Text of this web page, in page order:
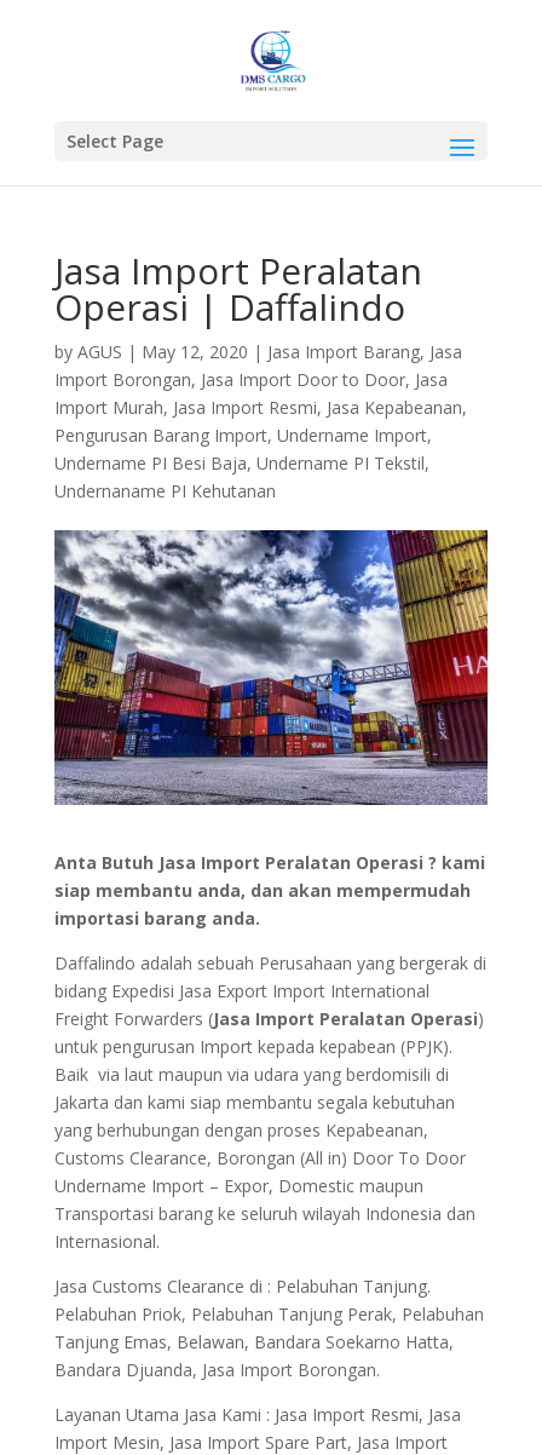
Select Page
Jasa Import Peralatan
Operasi | Daffalindo
by AGUS | May 12, 2020 | Jasa Import Barang, Jasa
Import Borongan, Jasa Import Door to Door, Jasa
Import Murah, Jasa Import Resmi, Jasa Kepabeanan,
Pengurusan Barang Import, Undername Import,
Undername PI Besi Baja, Undername PI Tekstil,
Undernaname PI Kehutanan
Anta Butuh Jasa Import Peralatan Operasi ? kami
siap membantu anda, dan akan mempermudah
importasi barang anda.
Daffalindo adalah sebuah Perusahaan yang bergerak di
bidang Expedisi Jasa Export Import International
Freight Forwarders (Jasa Import Peralatan Operasi)
untuk pengurusan Import kepada kepabean (PPJK).
Baik via laut maupun via udara yang berdomisili di
Jakarta dan kami siap membantu segala kebutuhan
yang berhubungan dengan proses Kepabeanan,
Customs Clearance, Borongan (All in) Door To Door
Undername Import – Expor, Domestic maupun
Transportasi barang ke seluruh wilayah Indonesia dan
Internasional.
Jasa Customs Clearance di : Pelabuhan Tanjung.
Pelabuhan Priok, Pelabuhan Tanjung Perak, Pelabuhan
Tanjung Emas, Belawan, Bandara Soekarno Hatta,
Bandara Djuanda, Jasa Import Borongan.
Layanan Utama Jasa Kami : Jasa Import Resmi, Jasa
Import Mesin, Jasa Import Spare Part, Jasa Import